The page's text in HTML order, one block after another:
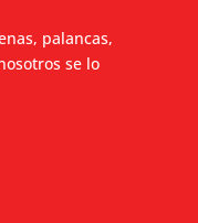
palancas,
se lo